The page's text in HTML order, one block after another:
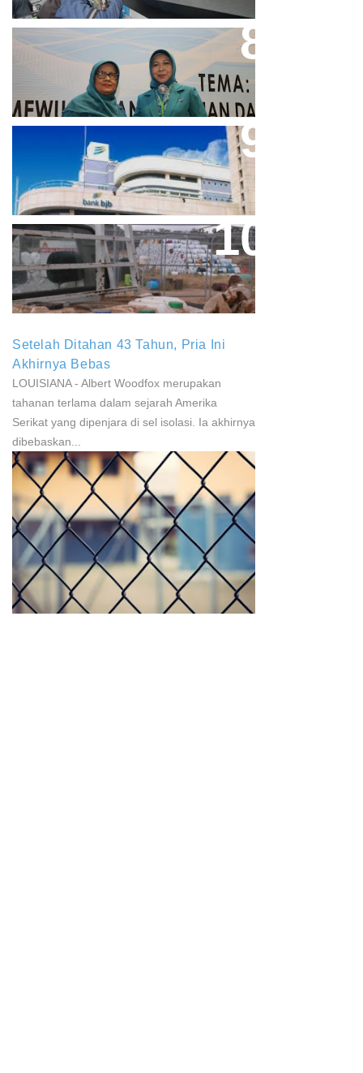
Perpres No.99/2017 Bisa Jadi
Acuan Semangat Pengabdian
Aher Minta Pemerintah Pusat
Masukan Kembali BJB Sebagai
Penyalur KUR
Paparan Pestisida Sebabkan
Parkinson Dan Kanker
Setelah Ditahan 43 Tahun, Pria Ini
Akhirnya Bebas
LOUISIANA - Albert Woodfox merupakan
tahanan terlama dalam sejarah Amerika
Serikat yang dipenjara di sel isolasi. Ia akhirnya
dibebaskan...